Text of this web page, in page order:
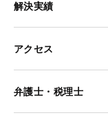
解決実績
アクセス
弁護士・税理士